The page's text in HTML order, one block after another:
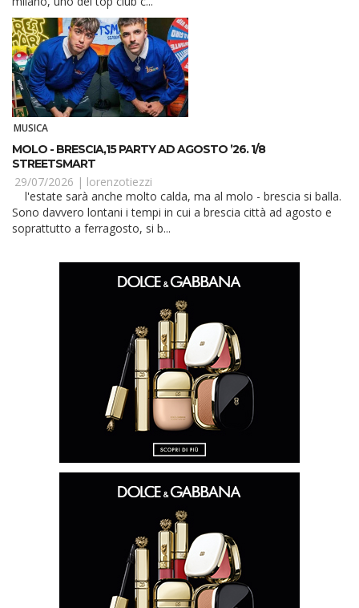
MUSICA
MOLO - BRESCIA,15 PARTY AD AGOSTO ’26. 1/8
STREETSMART
29/07/2026 | lorenzotiezzi
Sono davvero lontani i tempi in cui a brescia città ad agosto e
soprattutto a ferragosto, si b...